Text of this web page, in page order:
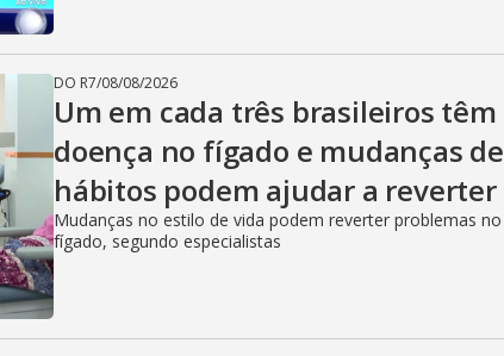
DO R7/08/08/2026
Um em cada três brasileiros têm
doença no fígado e mudanças de
hábitos podem ajudar a reverter
Mudanças no estilo de vida podem reverter problemas no
fígado, segundo especialistas